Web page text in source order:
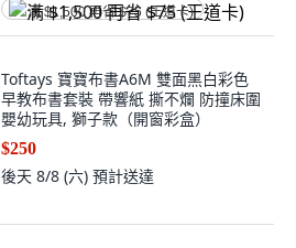
满 $1,500 再省 $75 (王道卡)
Toftays 寶寶布書A6M 雙面黑白彩色
早教布書套裝 帶響紙 撕不爛 防撞床圍
嬰幼玩具, 獅子款（開窗彩盒）
$250
後天 8/8 (六) 預計送達